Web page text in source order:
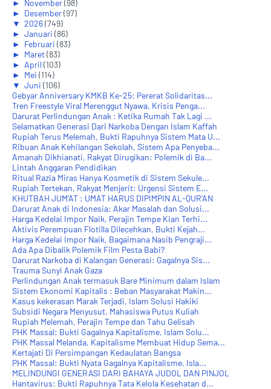
► November(98)
► Desember(97)
▼ 2026(749)
► Januari (86)
► Februari (83)
► Maret(83)
► April(103)
► Mei (114)
▼ Juni (106)
Gebyar Anniversary KMKB Ke-25: Pererat Solidaritas...
Tren Freestyle Viral Merenggut Nyawa, Krisis Penga...
Darurat Perlindungan Anak : Ketika Rumah Tak Lagi ...
Selamatkan Generasi Dari Narkoba Dengan Islam Kaffah
Rupiah Terus Melemah, Bukti Rapuhnya Sistem Mata U...
Ribuan Anak Kehilangan Sekolah, Sistem Apa Penyeba...
Amanah Dikhianati, Rakyat Dirugikan: Polemik di Ba...
Lintah Anggaran Pendidikan
Ritual Razia Miras Hanya Kosmetik di Sistem Sekule...
Rupiah Tertekan, Rakyat Menjerit: Urgensi Sistem E...
KHUTBAH JUM'AT : UMAT HARUS DIPIMPIN AL-QUR’AN
Darurat Anak di Indonesia: Akar Masalah dan Solusi...
Harga Kedelai Impor Naik, Perajin Tempe Kian Terhi...
Aktivis Perempuan Flotilla Dilecehkan, Bukti Kejah...
Harga Kedelai Impor Naik, Bagaimana Nasib Pengraji...
Ada Apa Dibalik Polemik Film Pesta Babi?
Darurat Narkoba di Kalangan Generasi: Gagalnya Sis...
Trauma Sunyi Anak Gaza
Perlindungan Anak termasuk Bare Minimum dalam Islam
Sistem ‎Ekonomi Kapitalis : Beban Masyarakat Makin...
Kasus kekerasan Marak Terjadi, Islam Solusi Hakiki
Subsidi Negara Menyusut, Mahasiswa Putus Kuliah
Rupiah Melemah, Perajin Tempe dan Tahu Gelisah
PHK Massal: Bukti Gagalnya Kapitalisme, Islam Solu...
PHK Massal Melanda, Kapitalisme Membuat Hidup Sema...
Kertajati Di Persimpangan Kedaulatan Bangsa
PHK Massal: Bukti Nyata Gagalnya Kapitalisme, Isla...
MELINDUNGI GENERASI DARI BAHAYA JUDOL DAN PINJOL
Hantavirus: Bukti Rapuhnya Tata Kelola Kesehatan d...